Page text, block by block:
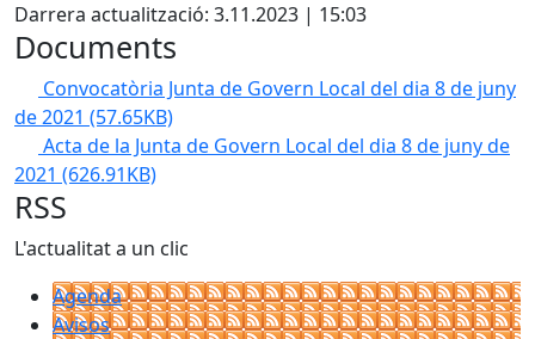
Darrera actualització: 3.11.2023 | 15:03
Documents
Convocatòria Junta de Govern Local del dia 8 de juny
de 2021 (57.65KB)
Acta de la Junta de Govern Local del dia 8 de juny de
2021 (626.91KB)
RSS
L'actualitat a un clic
Agenda
Avisos